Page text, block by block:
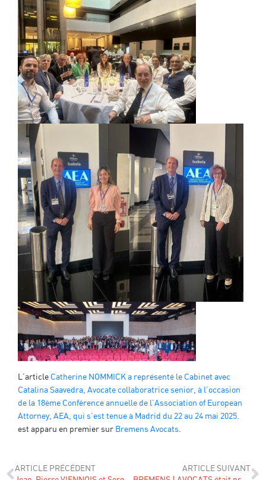
L’article Catherine NOMMICK a représenté le Cabinet avec
Catalina Saavedra, Avocate collaboratrice senior, à l’occasion
de la 18ème Conférence annuelle de l’Association of European
Attorney, AEA, qui s’est tenue à Madrid du 22 au 24 mai 2025.
est apparu en premier sur Bremens Avocats.
ARTICLE PRÉCÉDENT
ARTICLE SUIVANT